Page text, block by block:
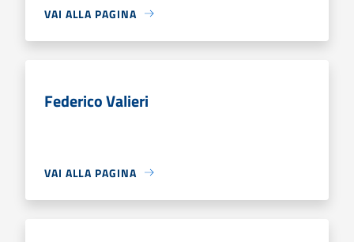
VAI ALLA PAGINA
Federico Valieri
VAI ALLA PAGINA